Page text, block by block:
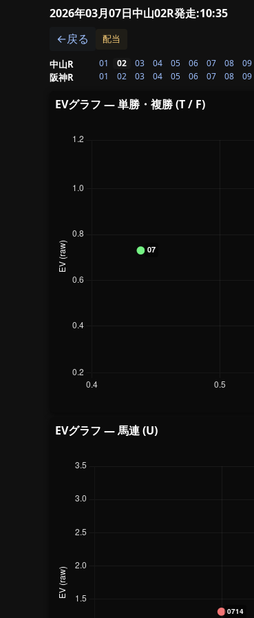
2026年03月07日中山02R発走:10:35
←戻る
配当
中山R 01 02 03 04 05 06 07 08 09
阪神R 01 02 03 04 05 06 07 08 09
EVグラフ — 単勝・複勝 (T / F)
EVグラフ — 馬連 (U)